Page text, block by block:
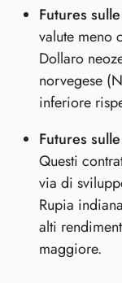
Futures
valute meno
Dollaro
norvegese
inferiore
Futures
Questi
via di
Rupia
alti
maggiore.